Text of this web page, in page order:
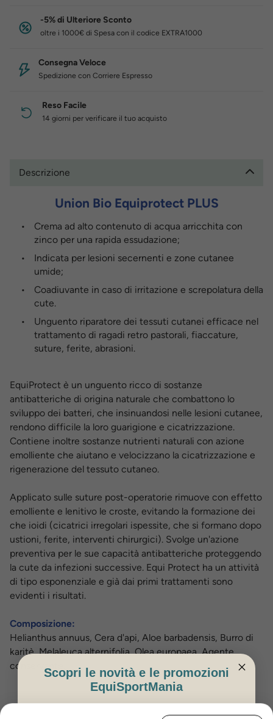
-5% di Ulteriore Sconto
oltre i 1000€ di Spesa con il codice EXTRA1000
Consegna Veloce
Spedizione con Corriere Espresso
Reso Facile
14 giorni per verificare il tuo acquisto
Descrizione
Union Bio Equiprotect PLUS
Crema ad alto contenuto di acqua arricchita con
zinco per una rapida essudazione;
Indicata per lesioni secernenti e zone cutanee
umide;
Coadiuvante in caso di irritazione e screpolatura della
cute.
Unguento riparatore dei tessuti cutanei efficace nel
trattamento di ragadi retro pastorali, fiaccature,
suture, ferite, abrasioni.
EquiProtect è un unguento ricco di sostanze
antibatteriche di origina naturale che combattono lo
sviluppo dei batteri, che insinuandosi nelle lesioni cutanee,
rendono difficile la loro guarigione e cicatrizzazione.
Contiene inoltre sostanze nutrienti naturali con azione
emolliente che aiutano e velocizzano la cicatrizzazione e
rigenerazione del tessuto cutaneo.
Applicato sulle suture post-operatorie rimuove con effetto
emolliente e lenitivo le croste, evitando la formazione dei
che ioidi (cicatrici irregolari ispessite, che si formano dopo
ustioni, ferite, interventi chirurgici). Svolge un'azione
preventiva per le sue capacità antibatteriche proteggendo
la cute da infezioni successive. Equi Protect ha un attività
di tipo esponenziale e già dai primi trattamenti sono
evidenti i risultati.
Composizione:
Helianthus annuus, Cera d'api, Aloe barbadensis, Burro di
karitè, Melaleuca alternifolia, Olea europaea, Agente
conservante.
Modo d'uso:
Scopri le novità e le promozioni
EquiSportMania
ISCRIVITI PER OTTENERE IL 5%